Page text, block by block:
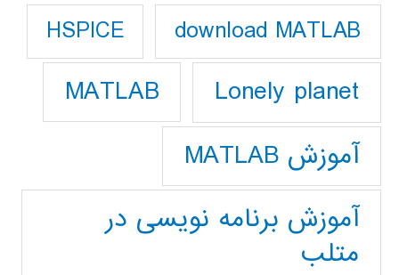
download MATLAB
HSPICE
Lonely planet
MATLAB
آموزش MATLAB
آموزش برنامه نویسی در
متلب